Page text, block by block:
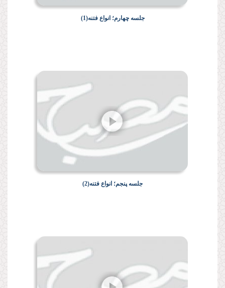
جلسه چهارم؛ انواع فتنه(1)
جلسه پنجم؛ انواع فتنه(2)